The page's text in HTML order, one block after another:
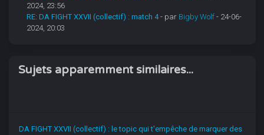
2024, 23:56
RE: DA FIGHT XXVII (collectif) : match 4 - par Bigby Wolf - 24-06-
2024, 20:03
Sujets apparemment similaires...
DA FIGHT XXVII (collectif) : le topic qui t'empêche de marquer des